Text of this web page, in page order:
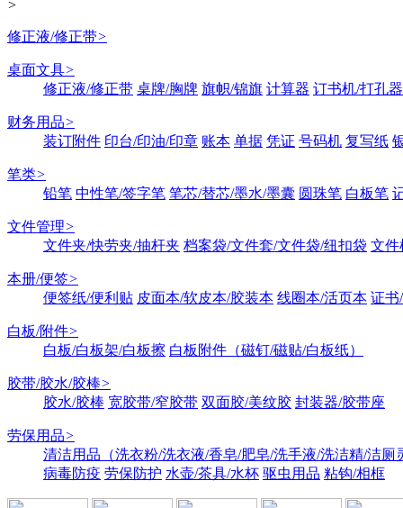
>
修正液/修正带>
桌面文具>
修正液/修正带 桌牌/胸牌 旗帜/锦旗 计算器 订书机/打孔器
财务用品>
装订附件 印台/印油/印章 账本 单据 凭证 号码机 复写纸
笔类>
铅笔 中性笔/签字笔 笔芯/替芯/墨水/墨囊 圆珠笔 白板笔
文件管理>
文件夹/快劳夹/抽杆夹 档案袋/文件套/文件袋/纽扣袋 文件
本册/便签>
便签纸/便利贴 皮面本/软皮本/胶装本 线圈本/活页本 证书
白板/附件>
白板/白板架/白板擦 白板附件（磁钉/磁贴/白板纸）
胶带/胶水/胶棒>
胶水/胶棒 宽胶带/窄胶带 双面胶/美纹胶 封装器/胶带座
劳保用品>
清洁用品（洗衣粉/洗衣液/香皂/肥皂/洗手液/洗洁精/洁厕
病毒防疫 劳保防护 水壶/茶具/水杯 驱虫用品 粘钩/相框